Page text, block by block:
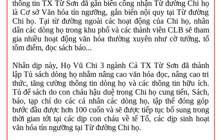
thông tin TX Từ Sơn đã gắn biển công nhận Từ đường Chi họ
là Cơ sở Văn hóa tín ngưỡng, gắn biển nội quy tại Từ đường
Chi họ. Tại từ đường ngoài các hoạt động của Chi họ, nhân
dân các dòng họ trong khu phố và các thành viên CLB sẽ tham
gia nhiều hoạt động văn hóa thường xuyên như cờ tướng, tổ
tôm điếm, đọc sách báo...
Nhân dịp này, Họ Vũ Chi 3 ngành Cả TX Từ Sơn đã thành
lập Tủ sách dòng họ nhằm nâng cao văn hóa đọc, nâng cao tri
thức, tăng cường thông tin dòng họ và các thông tin hữu ích.
Tủ để sách do con cháu hậu duệ trong Chi họ cung tiến, Sách,
báo, tạp chí do các cá nhân các dòng họ, tập thể đóng góp
bước đầu được hơn 100 cuốn và sẽ được tiếp tục bổ sung trong
thời gian tới tại các dịp con cháu về tế Tổ, các dịp sinh hoạt
văn hóa tín ngưỡng tại Từ đường Chi họ.